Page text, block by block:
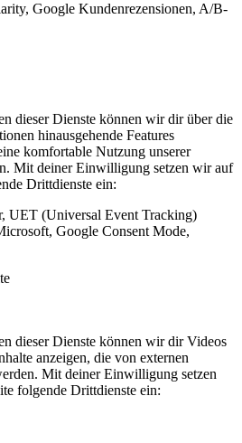
Google Kundenrezensionen, A/B-
dieser Dienste können wir dir über die
hinausgehende Features
komfortable Nutzung unserer
Mit deiner Einwilligung setzen wir auf
Drittdienste ein:
UET (Universal Event Tracking)
Google Consent Mode,
dieser Dienste können wir dir Videos
anzeigen, die von externen
Mit deiner Einwilligung setzen
folgende Drittdienste ein: